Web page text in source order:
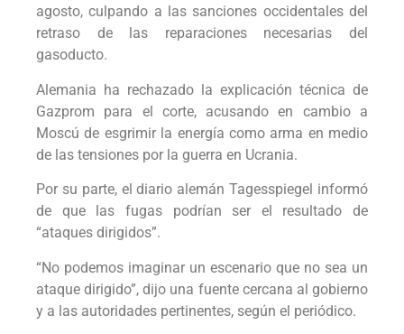
agosto, culpando a las sanciones occidentales del
retraso de las reparaciones necesarias del
gasoducto.
Alemania ha rechazado la explicación técnica de
Gazprom para el corte, acusando en cambio a
Moscú de esgrimir la energía como arma en medio
de las tensiones por la guerra en Ucrania.
Por su parte, el diario alemán Tagesspiegel informó
de que las fugas podrían ser el resultado de
“ataques dirigidos”.
“No podemos imaginar un escenario que no sea un
ataque dirigido”, dijo una fuente cercana al gobierno
y a las autoridades pertinentes, según el periódico.